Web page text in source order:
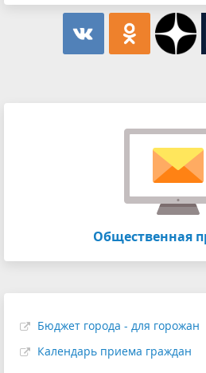
Общественная
Бюджет города - для горожан
Календарь приема граждан